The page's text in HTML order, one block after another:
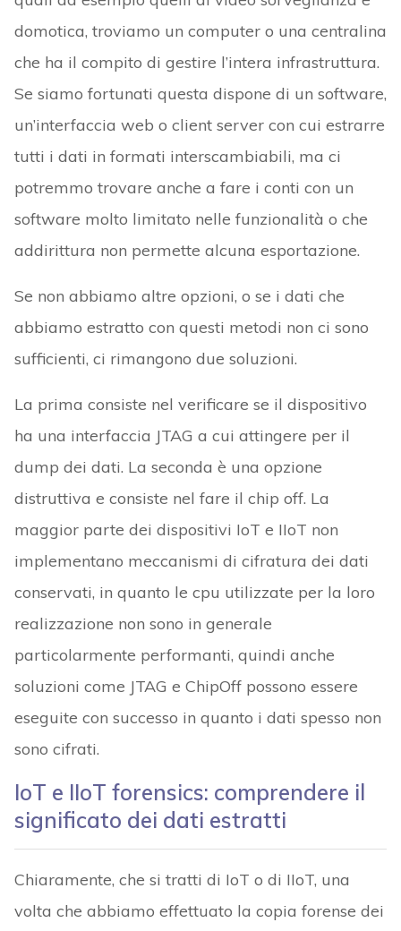
domotica, troviamo un computer o una centralina
che ha il compito di gestire l’intera infrastruttura.
Se siamo fortunati questa dispone di un software,
un’interfaccia web o client server con cui estrarre
tutti i dati in formati interscambiabili, ma ci
potremmo trovare anche a fare i conti con un
software molto limitato nelle funzionalità o che
addirittura non permette alcuna esportazione.
Se non abbiamo altre opzioni, o se i dati che
abbiamo estratto con questi metodi non ci sono
sufficienti, ci rimangono due soluzioni.
La prima consiste nel verificare se il dispositivo
ha una interfaccia JTAG a cui attingere per il
dump dei dati. La seconda è una opzione
distruttiva e consiste nel fare il chip off. La
maggior parte dei dispositivi IoT e IIoT non
implementano meccanismi di cifratura dei dati
conservati, in quanto le cpu utilizzate per la loro
realizzazione non sono in generale
particolarmente performanti, quindi anche
soluzioni come JTAG e ChipOff possono essere
eseguite con successo in quanto i dati spesso non
sono cifrati.
IoT e IIoT forensics: comprendere il
significato dei dati estratti
Chiaramente, che si tratti di IoT o di IIoT, una
volta che abbiamo effettuato la copia forense dei